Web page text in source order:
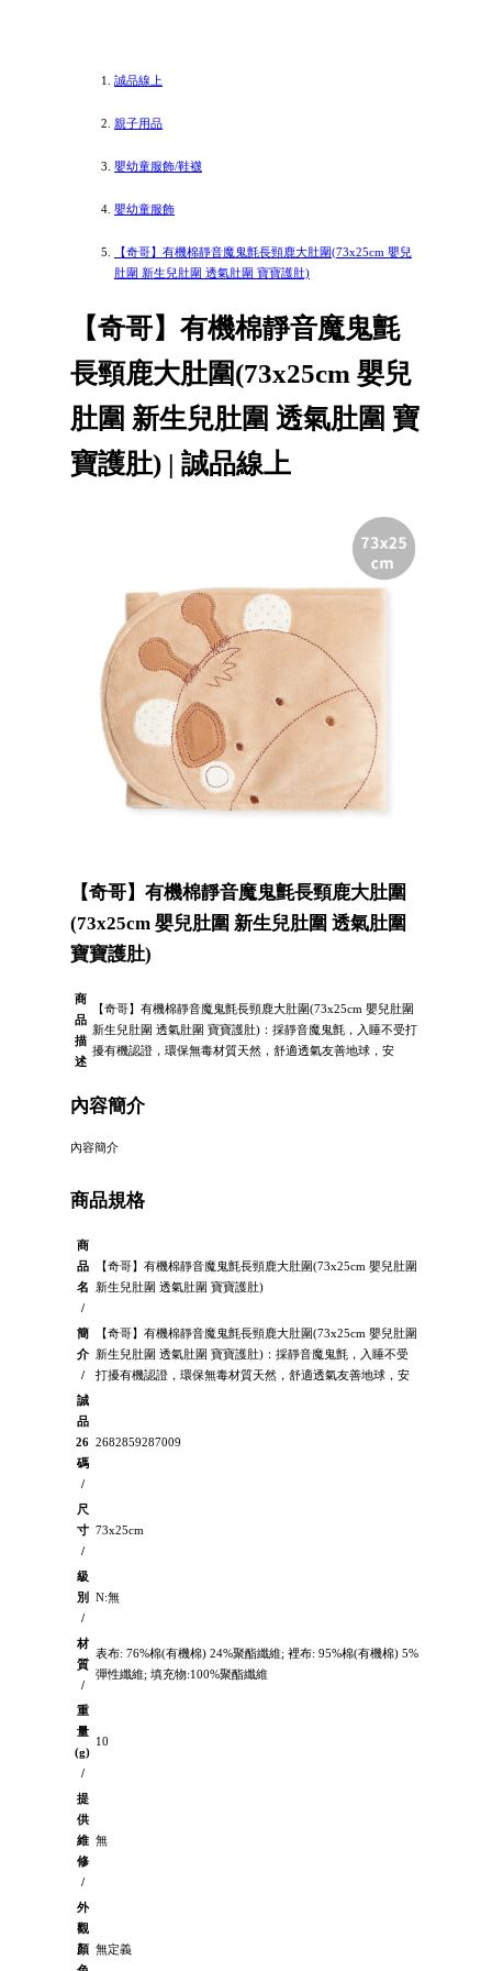
誠品線上
親子用品
嬰幼童服飾/鞋襪
嬰幼童服飾
【奇哥】有機棉靜音魔鬼氈長頸鹿大肚圍(73x25cm 嬰兒
肚圍 新生兒肚圍 透氣肚圍 寶寶護肚)
【奇哥】有機棉靜音魔鬼氈
長頸鹿大肚圍(73x25cm 嬰兒
肚圍 新生兒肚圍 透氣肚圍 寶
寶護肚) | 誠品線上
【奇哥】有機棉靜音魔鬼氈長頸鹿大肚圍
(73x25cm 嬰兒肚圍 新生兒肚圍 透氣肚圍
寶寶護肚)
商
品
描
述
【奇哥】有機棉靜音魔鬼氈長頸鹿大肚圍(73x25cm 嬰兒肚圍
新生兒肚圍 透氣肚圍 寶寶護肚)：採靜音魔鬼氈，入睡不受打
擾有機認證，環保無毒材質天然，舒適透氣友善地球，安
內容簡介
內容簡介
商品規格
商
品
名
/
【奇哥】有機棉靜音魔鬼氈長頸鹿大肚圍(73x25cm 嬰兒肚圍
新生兒肚圍 透氣肚圍 寶寶護肚)
簡
介
/
【奇哥】有機棉靜音魔鬼氈長頸鹿大肚圍(73x25cm 嬰兒肚圍
新生兒肚圍 透氣肚圍 寶寶護肚)：採靜音魔鬼氈，入睡不受
打擾有機認證，環保無毒材質天然，舒適透氣友善地球，安
誠
品
26
碼
/
2682859287009
尺
寸
/
73x25cm
級
別
/
N:無
材
質
/
表布: 76%棉(有機棉) 24%聚酯纖維; 裡布: 95%棉(有機棉) 5%
彈性纖維; 填充物:100%聚酯纖維
重
量
(g)
/
10
提
供
維
修
/
無
外
觀
顏 無定義